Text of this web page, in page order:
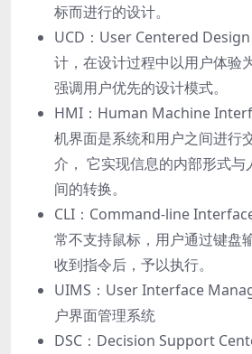
标⽽进⾏的设计。
UCD：User Centered
计，在设计过程中以⽤户体验
强调⽤户优先的设计模式。
HMI：Human Machine
机界⾯是系统和⽤户之间进⾏
介， 它实现信息的内部形式与
间的转换。
CLI：Command-line
常不⽀持⿏标，⽤户通过键盘
收到指令后，予以执⾏。
UIMS：User Interface
户界⾯管理系统
DSC：Decision Support